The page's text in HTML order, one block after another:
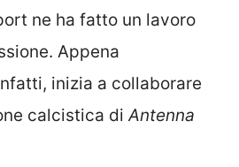
ne ha fatto un lavoro
Appena
inizia a collaborare
calcistica diAntenna